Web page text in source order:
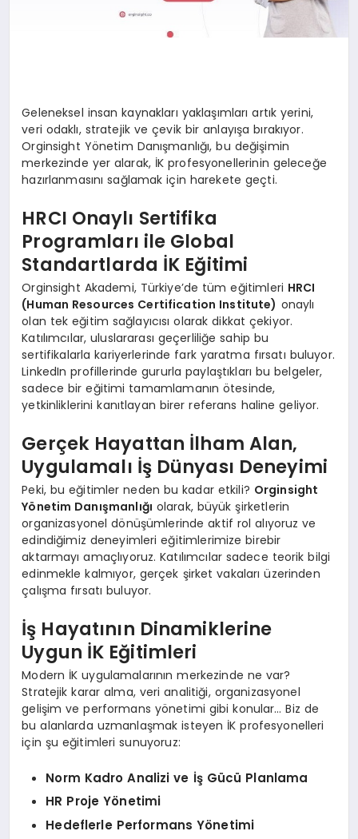
Geleneksel insan kaynakları yaklaşımları artık yerini,
veri odaklı, stratejik ve çevik bir anlayışa bırakıyor.
Orginsight Yönetim Danışmanlığı, bu değişimin
merkezinde yer alarak, İK profesyonellerinin geleceğe
hazırlanmasını sağlamak için harekete geçti.
HRCI Onaylı Sertifika
Programları ile Global
Standartlarda İK Eğitimi
Orginsight Akademi, Türkiye’de tüm eğitimleri HRCI
(Human Resources Certification Institute) onaylı
olan tek eğitim sağlayıcısı olarak dikkat çekiyor.
Katılımcılar, uluslararası geçerliliğe sahip bu
sertifikalarla kariyerlerinde fark yaratma fırsatı buluyor.
LinkedIn profillerinde gururla paylaştıkları bu belgeler,
sadece bir eğitimi tamamlamanın ötesinde,
yetkinliklerini kanıtlayan birer referans haline geliyor.
Gerçek Hayattan İlham Alan,
Uygulamalı İş Dünyası Deneyimi
Peki, bu eğitimler neden bu kadar etkili? Orginsight
Yönetim Danışmanlığı olarak, büyük şirketlerin
organizasyonel dönüşümlerinde aktif rol alıyoruz ve
edindiğimiz deneyimleri eğitimlerimize birebir
aktarmayı amaçlıyoruz. Katılımcılar sadece teorik bilgi
edinmekle kalmıyor, gerçek şirket vakaları üzerinden
çalışma fırsatı buluyor.
İş Hayatının Dinamiklerine
Uygun İK Eğitimleri
Modern İK uygulamalarının merkezinde ne var?
Stratejik karar alma, veri analitiği, organizasyonel
gelişim ve performans yönetimi gibi konular… Biz de
bu alanlarda uzmanlaşmak isteyen İK profesyonelleri
için şu eğitimleri sunuyoruz:
Norm Kadro Analizi ve İş Gücü Planlama
HR Proje Yönetimi
Hedeflerle Performans Yönetimi